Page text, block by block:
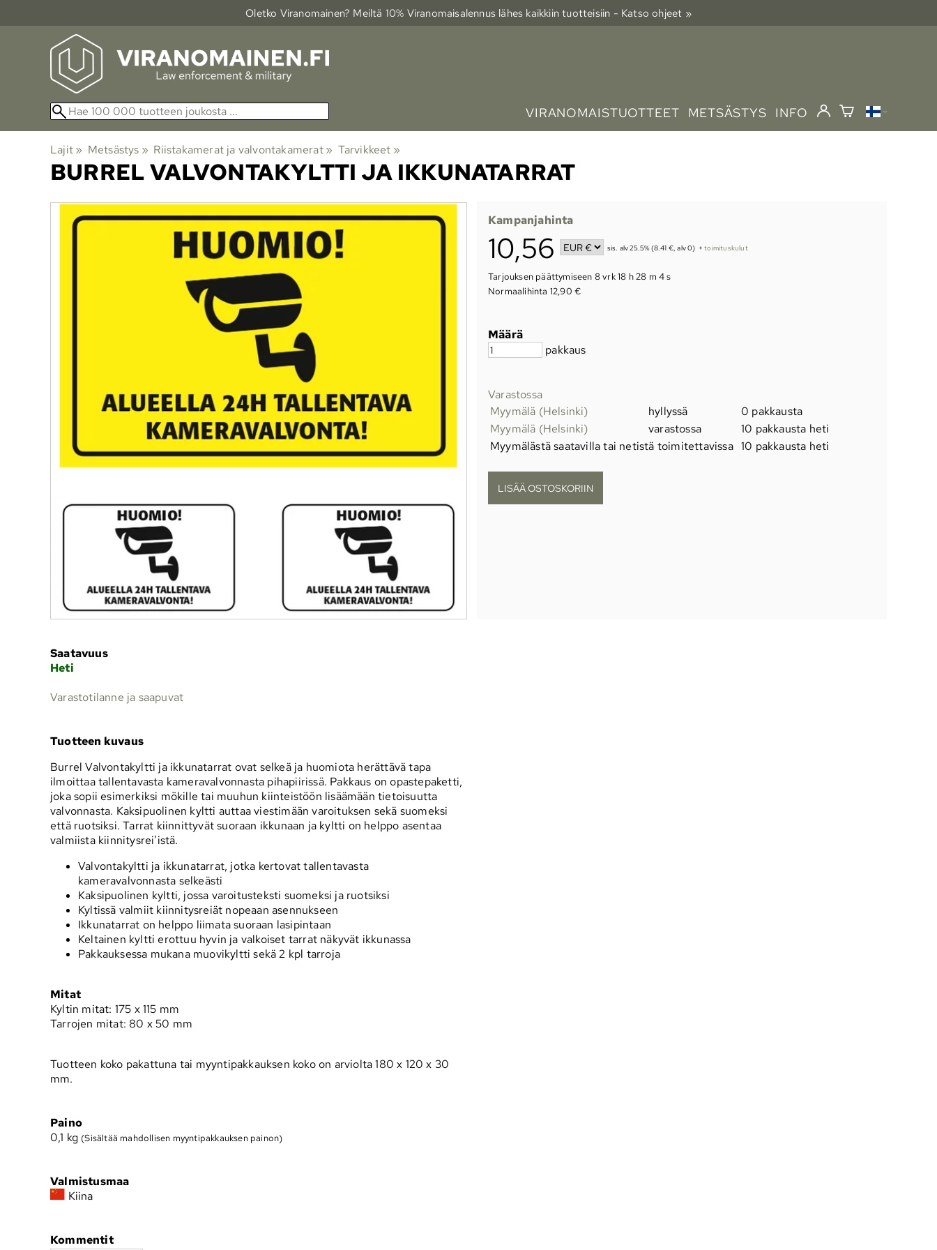
Oletko Viranomainen? Meiltä 10% Viranomais­alennus lähes kaikkiin tuotteisiin - Katso ohjeet »
VIRANOMAISTUOTTEET METSÄSTYS INFO
Lajit‪» Metsästys ‪» Riistakamerat ja valvontakamerat ‪» Tarvikkeet ‪»
BURRELVALVONTAKYLTTI JA IKKUNATARRAT
Kampanjahinta
10,56 sis. alv 25.5% (8.41 €, alv 0) +toimituskulut
Tarjouksen päättymiseen 8 vrk 18 h 28 m 3 s
Normaalihinta 12,90 €
Määrä
pakkaus
Varastossa
Myymälä (Helsinki)
hyllyssä
0 pakkausta
Myymälä (Helsinki)
varastossa
10 pakkausta heti
Myymälästä saatavilla tai netistä toimitettavissa 10 pakkausta heti
Saatavuus
Heti
Varastotilanne ja saapuvat
Tuotteen kuvaus
Burrel Valvontakyltti ja ikkunatarrat ovat selkeä ja huomiota herättävä tapa
ilmoittaa tallentavasta kameravalvonnasta pihapiirissä. Pakkaus on opastepaketti,
joka sopii esimerkiksi mökille tai muuhun kiinteistöön lisäämään tietoisuutta
valvonnasta. Kaksipuolinen kyltti auttaa viestimään varoituksen sekä suomeksi
että ruotsiksi. Tarrat kiinnittyvät suoraan ikkunaan ja kyltti on helppo asentaa
valmiista kiinnitysrei’istä.
Valvontakyltti ja ikkunatarrat, jotka kertovat tallentavasta
kameravalvonnasta selkeästi
Kaksipuolinen kyltti, jossa varoitusteksti suomeksi ja ruotsiksi
Kyltissä valmiit kiinnitysreiät nopeaan asennukseen
Ikkunatarrat on helppo liimata suoraan lasipintaan
Keltainen kyltti erottuu hyvin ja valkoiset tarrat näkyvät ikkunassa
Pakkauksessa mukana muovikyltti sekä 2 kpl tarroja
Mitat
Kyltin mitat: 175 x 115 mm
Tarrojen mitat: 80 x 50 mm
Tuotteen koko pakattuna tai myyntipakkauksen koko on arviolta 180 x 120 x 30
mm.
Paino
0,1 kg (Sisältää mahdollisen myyntipakkauksen painon)
Valmistusmaa
Kiina
Kommentit